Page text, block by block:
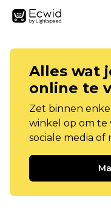
Alles wat
online te
Zet binnen
winkel op om te
sociale media of